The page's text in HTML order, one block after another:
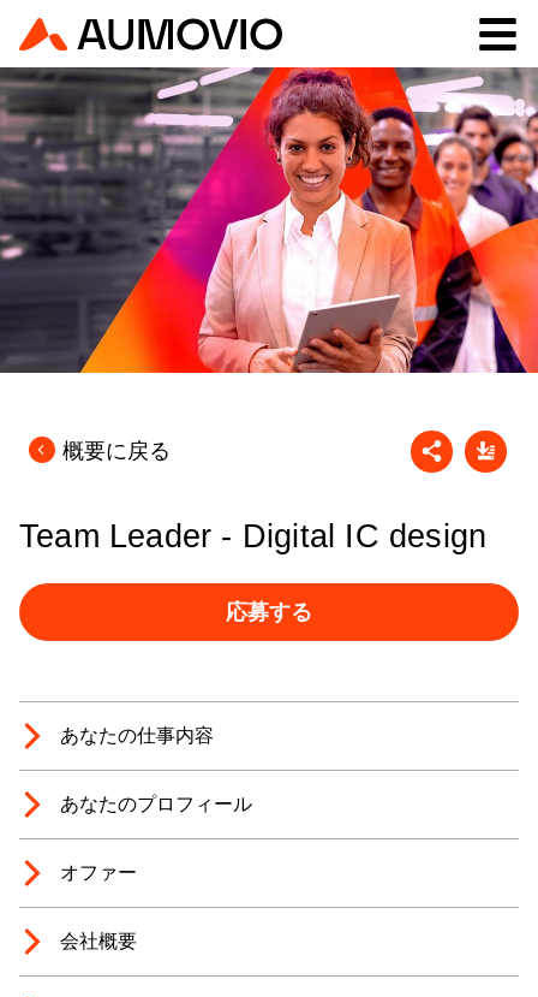
概要に戻る
Team Leader - Digital IC design
応募する
あなたの仕事内容
あなたのプロフィール
オファー
会社概要